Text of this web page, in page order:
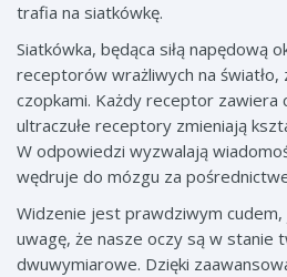
trafia na siatkówkę.
Siatkówka, będąca siłą napędową
receptorów wrażliwych na światło,
czopkami. Każdy receptor zawiera
ultraczułe receptory zmieniają
W odpowiedzi wyzwalają
wędruje do mózgu za
Widzenie jest prawdziwym
uwagę, że nasze oczy są w stanie
dwuwymiarowe. Dzięki